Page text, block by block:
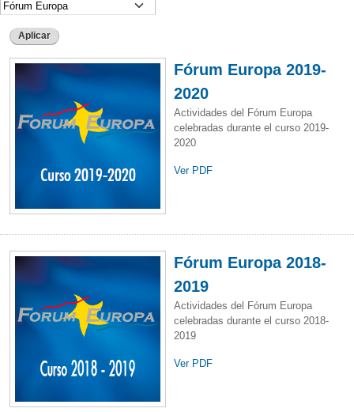
Aplicar
Fórum Europa 2019-
2020
Actividades del Fórum Europa
celebradas durante el curso 2019-
2020
Ver PDF
Fórum Europa 2018-
2019
Actividades del Fórum Europa
celebradas durante el curso 2018-
2019
Ver PDF